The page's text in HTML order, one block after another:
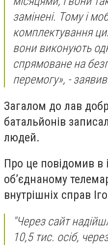
замінені. Тому і
комплектування
вони виконують
спрямоване на
перемогу», - заявив
Загалом до лав
батальйонів
людей.
Про це повідомив в
об’єднаному
внутрішніх справ
"Через сайт
10,5 тис. осіб,